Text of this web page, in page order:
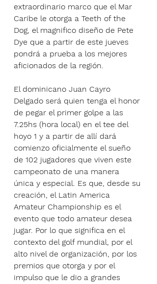
extraordinario marco que el Mar
Caribe le otorga a Teeth of the
Dog, el magnifico diseño de Pete
Dye que a partir de este jueves
pondrá a prueba a los mejores
aficionados de la región.
El dominicano Juan Cayro
Delgado será quien tenga el honor
de pegar el primer golpe a las
7.25hs (hora local) en el tee del
hoyo 1 y a partir de allí dará
comienzo oficialmente el sueño
de 102 jugadores que viven este
campeonato de una manera
única y especial. Es que, desde su
creación, el Latin America
Amateur Championship es el
evento que todo amateur desea
jugar. Por lo que significa en el
contexto del golf mundial, por el
alto nivel de organización, por los
premios que otorga y por el
impulso que le dio a grandes